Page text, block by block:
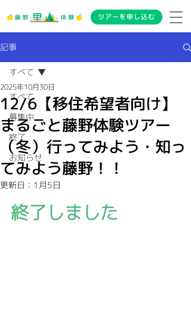
ツアーを申し込む
記事
すべて
募集中
終了
お知らせ
すべて
12/6【移住希望者向け】
まるごと藤野体験ツアー
（冬）行ってみよう・知っ
てみよう藤野！！
2025年10月30日
更新日： 1月5日
終了しました